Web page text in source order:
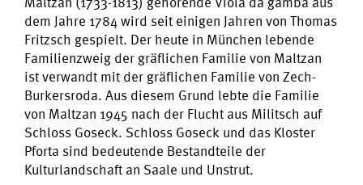
dem Jahre 1784 wird seit einigen Jahren von Thomas
Fritzsch gespielt. Der heute in München lebende
Familienzweig der gräflichen Familie von Maltzan
ist verwandt mit der gräflichen Familie von Zech-
Burkersroda. Aus diesem Grund lebte die Familie
von Maltzan 1945 nach der Flucht aus Militsch auf
Schloss Goseck. Schloss Goseck und das Kloster
Pforta sind bedeutende Bestandteile der
Kulturlandschaft an Saale und Unstrut.